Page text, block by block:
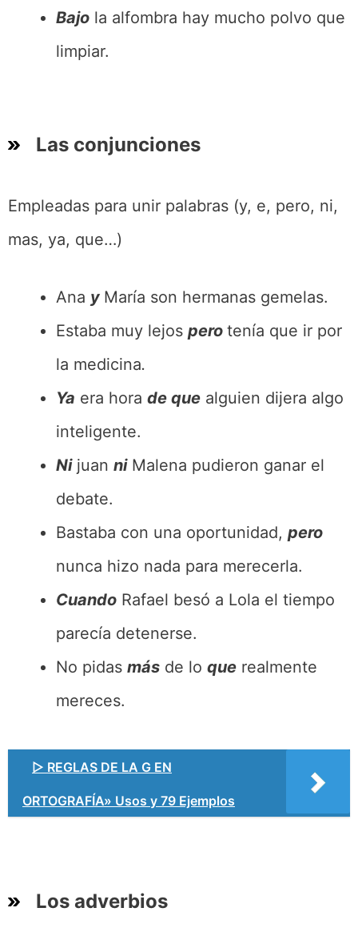
Bajo la alfombra hay mucho polvo que
limpiar.
Las conjunciones
Empleadas para unir palabras (y, e, pero, ni,
mas, ya, que…)
Ana y María son hermanas gemelas.
Estaba muy lejos pero tenía que ir por
la medicina.
Ya era hora de que alguien dijera algo
inteligente.
Nijuan niMalena pudieron ganar el
debate.
Bastaba con una oportunidad, pero
nunca hizo nada para merecerla.
Cuando Rafael besó a Lola el tiempo
parecía detenerse.
No pidas más de lo que realmente
mereces.
▷ REGLAS DE LA G EN
ORTOGRAFÍA» Usos y 79 Ejemplos
Los adverbios